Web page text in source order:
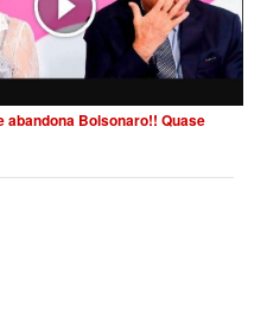
abandona Bolsonaro!! Quase